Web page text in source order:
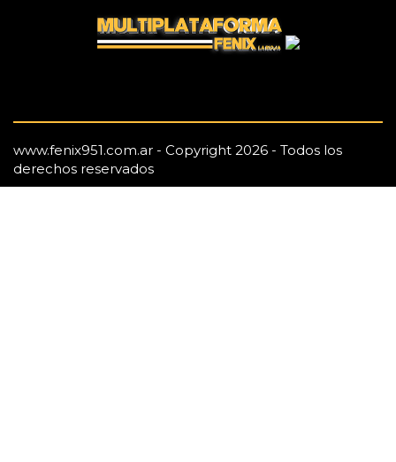
www.fenix951.com.ar - Copyright 2026 - Todos los
derechos reservados